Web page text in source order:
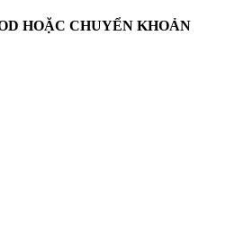
HOẶC CHUYỂN KHOẢN